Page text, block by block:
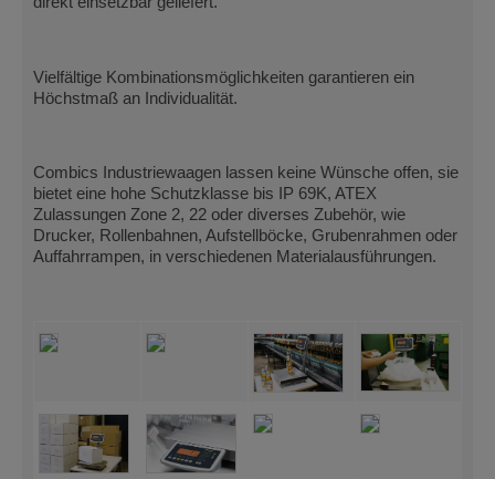
Vielfältige Kombinationsmöglichkeiten garantieren ein
Höchstmaß an Individualität.
Combics Industriewaagen lassen keine Wünsche offen, sie
bietet eine hohe Schutzklasse bis IP 69K, ATEX
Zulassungen Zone 2, 22 oder diverses Zubehör, wie
Drucker, Rollenbahnen, Aufstellböcke, Grubenrahmen oder
Auffahrrampen, in verschiedenen Materialausführungen.